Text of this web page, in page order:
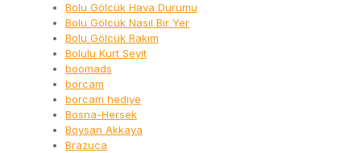
Bolu Gölcük Hava Durumu
Bolu Gölcük Nasıl Bir Yer
Bolu Gölcük Rakım
Bolulu Kurt Seyit
boomads
borcam
borcam hediye
Bosna-Hersek
Boysan Akkaya
Brazuca